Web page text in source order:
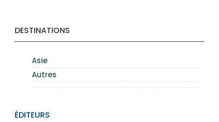
DESTINATIONS
Asie
Autres
ÉDITEURS